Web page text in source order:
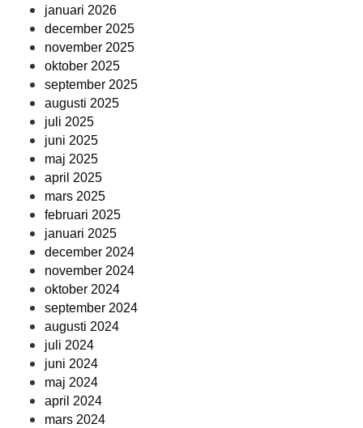
januari 2026
december 2025
november 2025
oktober 2025
september 2025
augusti 2025
juli 2025
juni 2025
maj 2025
april 2025
mars 2025
februari 2025
januari 2025
december 2024
november 2024
oktober 2024
september 2024
augusti 2024
juli 2024
juni 2024
maj 2024
april 2024
mars 2024